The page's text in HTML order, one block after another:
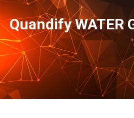
Quandify WATER